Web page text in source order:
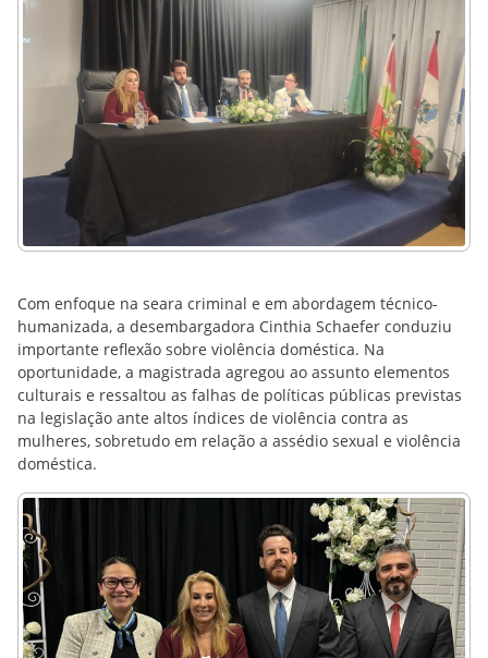
Com enfoque na seara criminal e em abordagem técnico-
humanizada, a desembargadora Cinthia Schaefer conduziu
importante reflexão sobre violência doméstica. Na
oportunidade, a magistrada agregou ao assunto elementos
culturais e ressaltou as falhas de políticas públicas previstas
na legislação ante altos índices de violência contra as
mulheres, sobretudo em relação a assédio sexual e violência
doméstica.